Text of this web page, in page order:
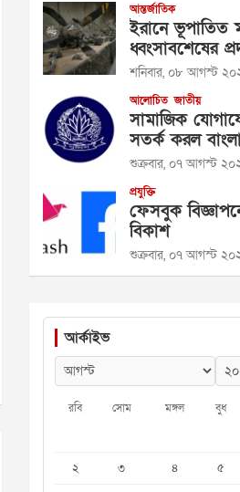
আন্তর্জাতিক
ইরানে ভূপাতিত
ধ্বংসাবশেষের
শনিবার, ০৮ আগস্ট
আলোচিত জাতীয়
সামাজিক
সতর্ক করল
শুক্রবার, ০৭ আগস্ট
প্রযুক্তি
ফেসবুক
বিকাশ
শুক্রবার, ০৭ আগস্ট
আর্কাইভ
রবি সোম মঙ্গল বুধ
২
৩ ৪ ৫